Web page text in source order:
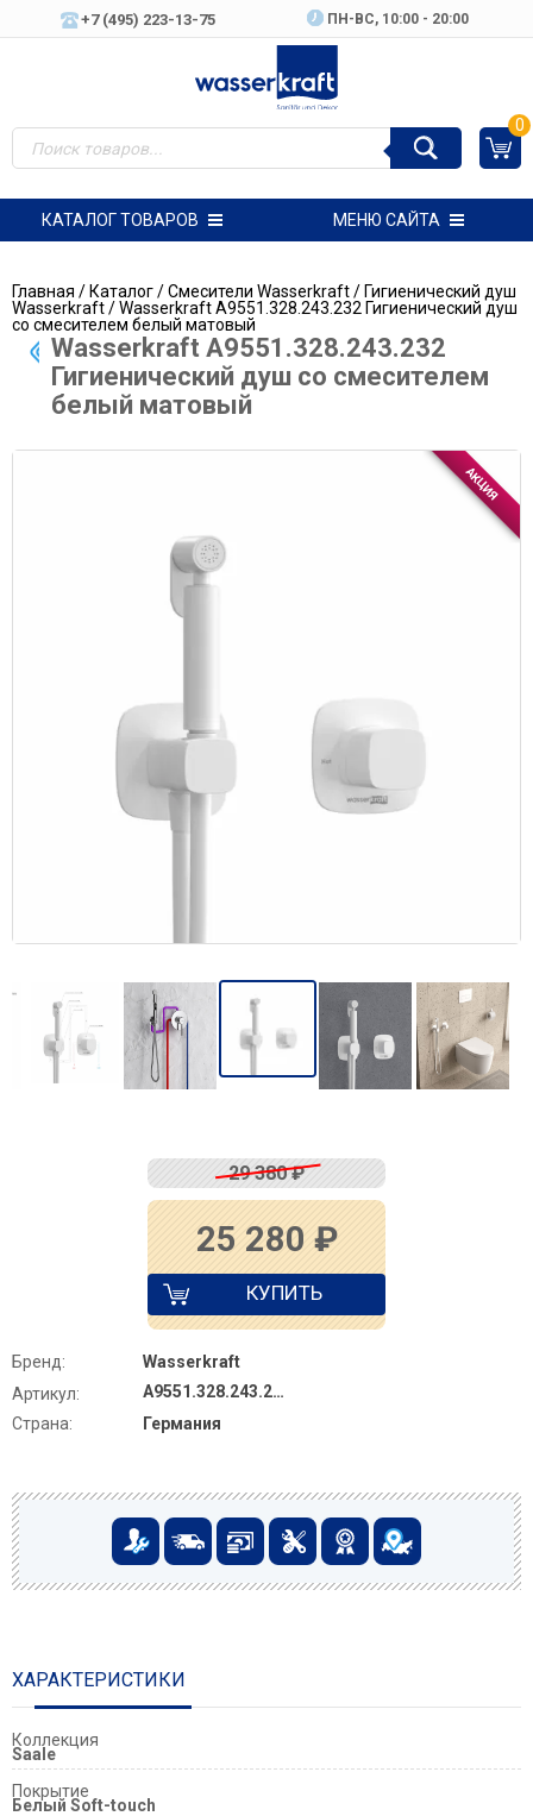
+7 (495) 223-13-75 ПН-ВC, 10:00 - 20:00
0
КАТАЛОГ ТОВАРОВ МЕНЮ САЙТА
Главная /Каталог/Смесители Wasserkraft/Гигиенический душ
Wasserkraft/ Wasserkraft A9551.328.243.232 Гигиенический душ
со смесителем белый матовый
Wasserkraft A9551.328.243.232
Гигиенический душ со смесителем
белый матовый
29 380₽
25 280 ₽
КУПИТЬ
Бренд:
Wasserkraft
Артикул:
A9551.328.243.232
Страна:
Германия
ХАРАКТЕРИСТИКИ
Коллекция
Saale
Покрытие
Белый Soft-touch